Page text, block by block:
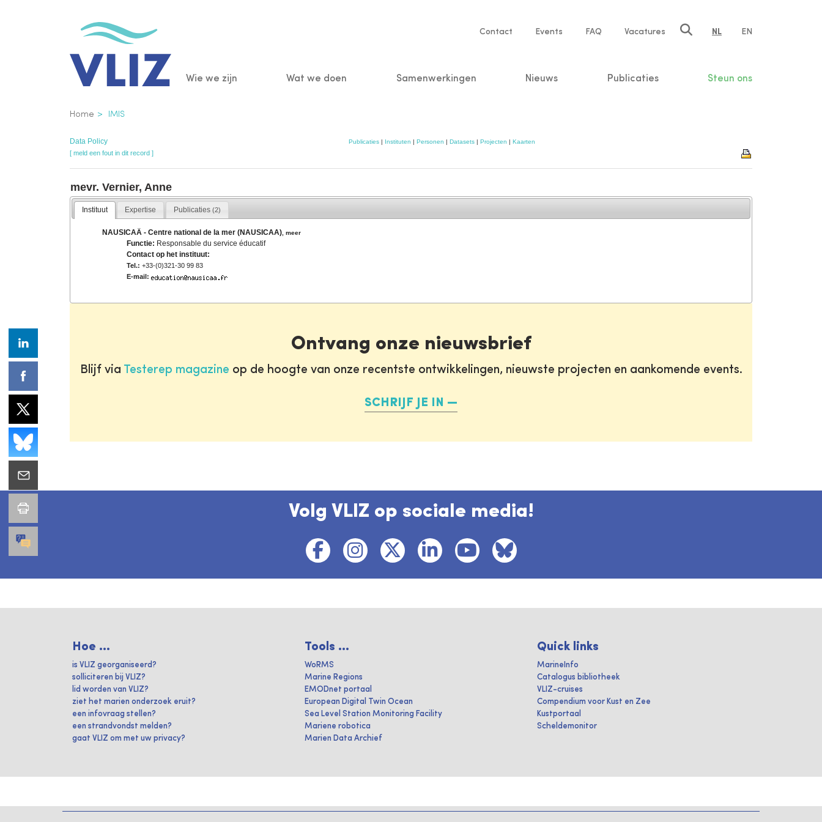
Service
Contact Events FAQ Vacatures NL EN
Main
Wie we zijn Wat we doen Samenwerkingen Nieuws Publicaties Steun ons
Kruimelpad
Home IMIS
Data Policy Publicaties| Instituten | Personen | Datasets| Projecten | Kaarten
[ meld een fout in dit record ]
mevr. Vernier, Anne
Instituut Expertise Publicaties (2)
NAUSICAÄ - Centre national de la mer (NAUSICAA) ,meer
Functie: Responsable du service éducatif
Contact op het instituut:
Tel.: +33-(0)321-30 99 83
E-mail:
Ontvang onze nieuwsbrief
Blijf via Testerep magazine op de hoogte van onze recentste ontwikkelingen, nieuwste projecten en aankomende events.
SCHRIJF JE IN
Volg VLIZ op sociale media!
Hoe ...
is VLIZ georganiseerd?
solliciteren bij VLIZ?
lid worden van VLIZ?
ziet het marien onderzoek eruit?
een infovraag stellen?
een strandvondst melden?
gaat VLIZ om met uw privacy?
Tools ...
WoRMS
Marine Regions
EMODnet portaal
European Digital Twin Ocean
Sea Level Station Monitoring Facility
Mariene robotica
Marien Data Archief
Quick links
MarineInfo
Catalogus bibliotheek
VLIZ-cruises
Compendium voor Kust en Zee
Kustportaal
Scheldemonitor